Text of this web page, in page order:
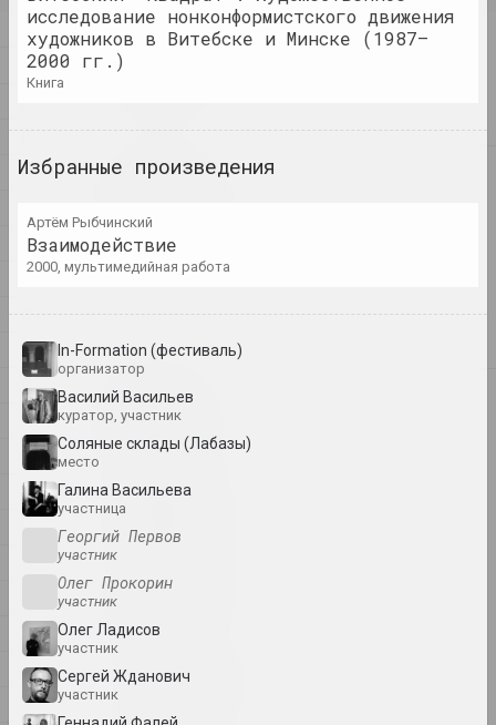
1
4
Б
В
Д
Е
Ж
З
И
К
Л
М
Р
С
Т
1 1+1=1
4 4–63
400 квадратов
А
исследование нонконформистского движения
художников в Витебске и Минске (1987–
2000 гг.)
книга
Избранные произведения
Артём Рыбчинский
Взаимодействие
2000, мультимедийная работа
In-Formation (фестиваль)
организатор
Василий Васильев
куратор, участник
Соляные склады (Лабазы)
место
Галина Васильева
участница
Георгий Первов
участник
Олег Прокорин
участник
Олег Ладисов
участник
Сергей Жданович
участник